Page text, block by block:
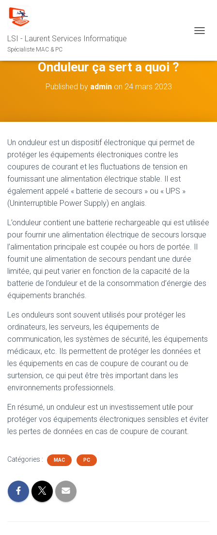
LSI - Laurent Services Informatique
Spécialiste MAC & PC
Onduleur ça sert a quoi ?
Published by adminon 24 mars 2023
Un onduleur est un dispositif électronique qui permet de
protéger les équipements électroniques contre les
coupures de courant et les fluctuations de tension en
fournissant une alimentation électrique stable. Il est
également appelé « batterie de secours » ou « UPS »
(Uninterruptible Power Supply) en anglais.
L’onduleur contient une batterie rechargeable qui est utilisée
pour fournir une alimentation électrique de secours lorsque
l’alimentation principale est coupée ou hors de portée. Il
fournit une alimentation de secours pendant une durée
limitée, qui peut varier en fonction de la capacité de la
batterie de l’onduleur et de la consommation d’énergie des
équipements branchés.
Les onduleurs sont souvent utilisés pour protéger les
ordinateurs, les serveurs, les équipements de
communication, les systèmes de sécurité, les équipements
médicaux, etc. Ils permettent de protéger les données et
les équipements en cas de coupure de courant ou de
surtension, ce qui peut être très important dans les
environnements professionnels.
En résumé, un onduleur est un investissement utile pour
protéger vos équipements électroniques sensibles et éviter
les pertes de données en cas de coupure de courant.
Catégories : MAC PC